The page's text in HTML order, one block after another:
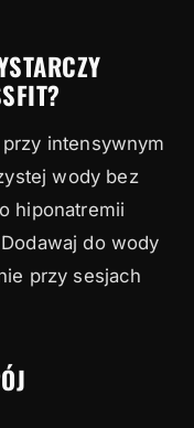
intensywnym
wody bez
hiponatremii
do wody
przy sesjach